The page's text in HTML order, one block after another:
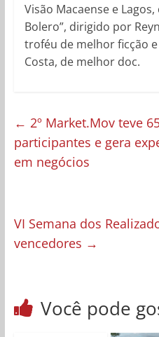
Visão Macaense e
Bolero”, dirigido por
troféu de melhor ficção e
Costa, de melhor doc.
← 2º Market.Mov teve
participantes e gera
em negócios
VI Semana dos
vencedores →
Você pode